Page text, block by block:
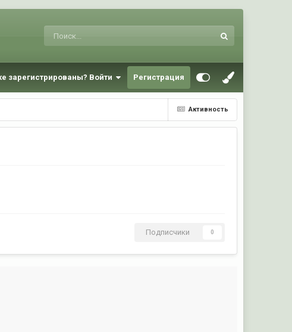
зарегистрированы? Войти Регистрация
Активность
Подписчики 0